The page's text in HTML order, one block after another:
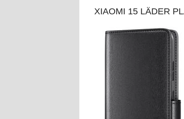
XIAOMI 15 LÄDER